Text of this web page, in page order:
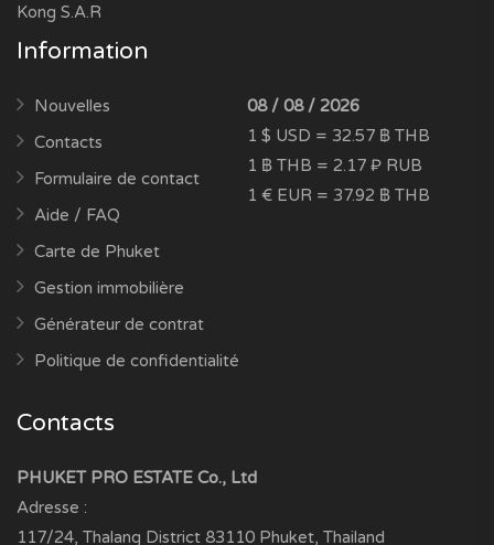
Kong S.A.R
Information
Nouvelles
Contacts
Formulaire de contact
Aide / FAQ
Carte de Phuket
Gestion immobilière
Générateur de contrat
Politique de confidentialité
08 / 08 / 2026
1 $ USD = 32.57 ฿ THB
1 ฿ THB = 2.17 ₽ RUB
1 € EUR = 37.92 ฿ THB
Contacts
PHUKET PRO ESTATE Co., Ltd
Adresse :
117/24, Thalang District 83110 Phuket, Thailand